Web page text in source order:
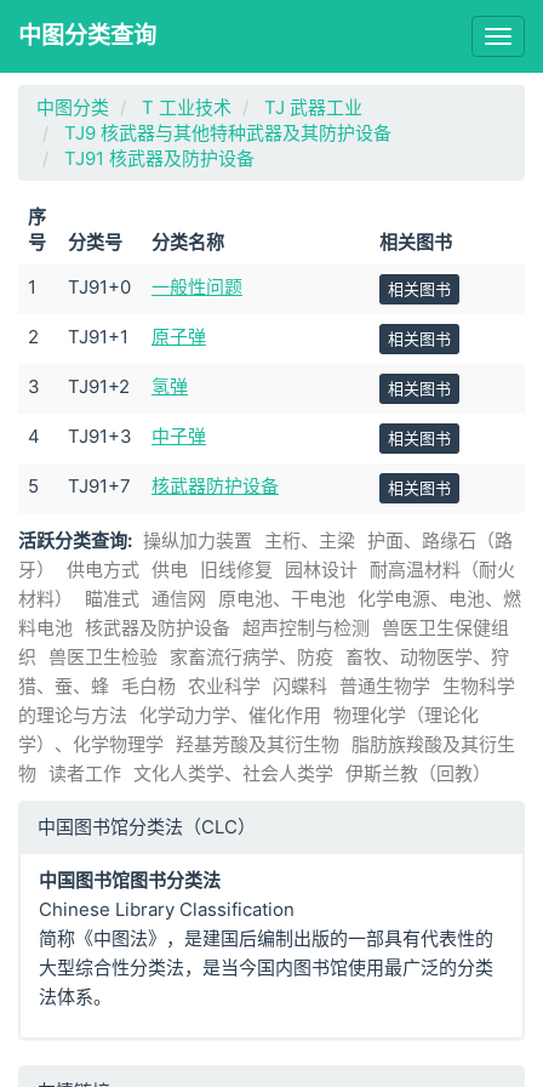
中图分类查询
中图分类 T 工业技术
TJ 武器工业
TJ9 核武器与其他特种武器及其防护设备
TJ91 核武器及防护设备
序
号
分类号 分类名称
相关图书
1
TJ91+0 一般性问题 相关图书
2 TJ91+1 原子弹 相关图书
3 TJ91+2 氢弹 相关图书
4 TJ91+3 中子弹 相关图书
5 TJ91+7 核武器防护设备 相关图书
活跃分类查询: 操纵加力装置 主桁、主梁 护面、路缘石（路
牙）
供电方式 供电 旧线修复 园林设计 耐高温材料（耐火
材料）
瞄准式 通信网 原电池、干电池 化学电源、电池、燃
料电池 核武器及防护设备 超声控制与检测 兽医卫生保健组
织 兽医卫生检验 家畜流行病学、防疫 畜牧、动物医学、狩
猎、蚕、蜂 毛白杨 农业科学 闪蝶科 普通生物学
生物科学
的理论与方法
化学动力学、催化作用 物理化学（理论化
学）、化学物理学 羟基芳酸及其衍生物 脂肪族羧酸及其衍生
物 读者工作 文化人类学、社会人类学 伊斯兰教（回教）
中国图书馆分类法（CLC）
中国图书馆图书分类法
Chinese Library Classification
简称《中图法》，是建国后编制出版的一部具有代表性的
大型综合性分类法，是当今国内图书馆使用最广泛的分类
法体系。